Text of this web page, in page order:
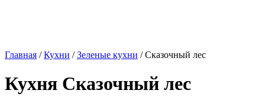
Главная /Кухни /Зеленые кухни / Сказочный лес
Кухня Сказочный лес